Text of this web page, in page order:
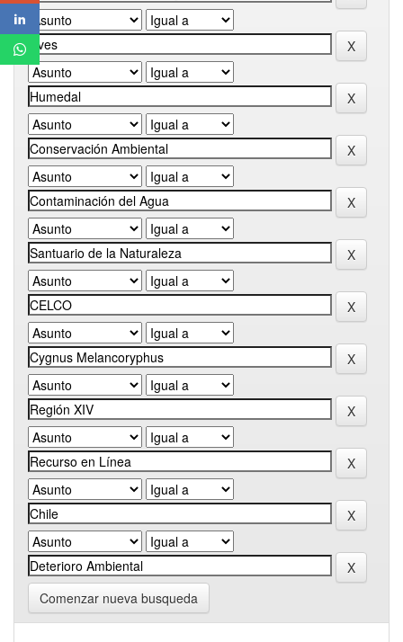
Comenzar nueva busqueda